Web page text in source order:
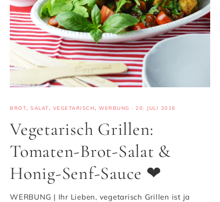
BROT, SALAT, VEGETARISCH, WERBUNG · 20. JULI 2016
Vegetarisch Grillen:
Tomaten-Brot-Salat &
Honig-Senf-Sauce ❤
WERBUNG | Ihr Lieben, vegetarisch Grillen ist ja